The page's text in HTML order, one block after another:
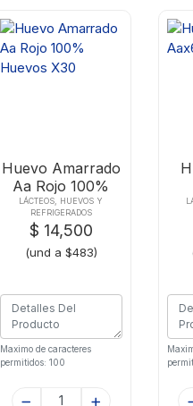
Huevo Amarrado
Aa Rojo 100%
Huevos X30
LÁCTEOS, HUEVOS Y
REFRIGERADOS
$ 14,500
(und a $483)
Maximo de caracteres
permitidos: 100